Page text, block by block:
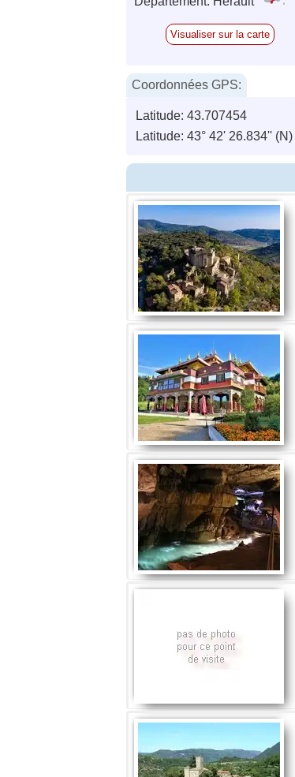
Visualiser sur la carte
Coordonnées GPS:
Latitude: 43.707454
Latitude: 43° 42' 26.834'' (N)